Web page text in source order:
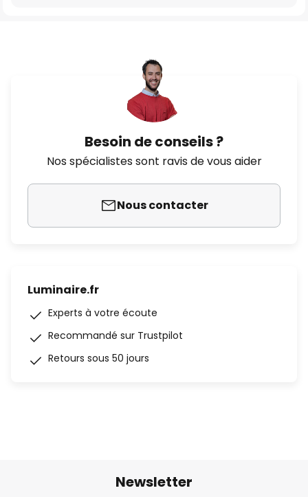
Besoin de conseils ?
Nos spécialistes sont ravis de vous aider
Nous contacter
Luminaire.fr
Experts à votre écoute
Recommandé sur Trustpilot
Retours sous 50 jours
Newsletter